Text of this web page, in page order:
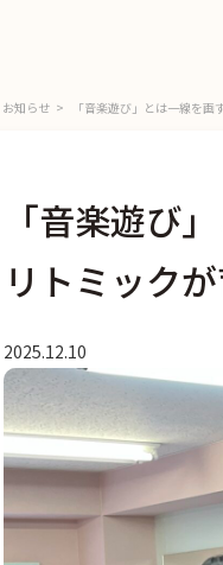
お知らせ 「音楽遊び」とは一線を
「音楽遊び
リトミック
2025.12.10